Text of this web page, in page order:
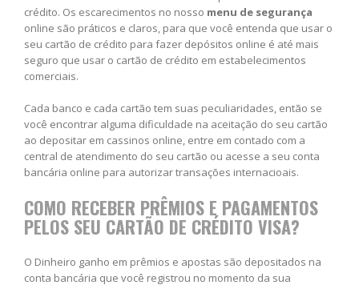
crédito. Os escarecimentos no nosso menu de segurança
online são práticos e claros, para que você entenda que usar o
seu cartão de crédito para fazer depósitos online é até mais
seguro que usar o cartão de crédito em estabelecimentos
comerciais.
Cada banco e cada cartão tem suas peculiaridades, então se
você encontrar alguma dificuldade na aceitação do seu cartão
ao depositar em cassinos online, entre em contado com a
central de atendimento do seu cartão ou acesse a seu conta
bancária online para autorizar transações internacioais.
COMO RECEBER PRÊMIOS E PAGAMENTOS
PELOS SEU CARTÃO DE CRÉDITO VISA?
O Dinheiro ganho em prêmios e apostas são depositados na
conta bancária que você registrou no momento da sua